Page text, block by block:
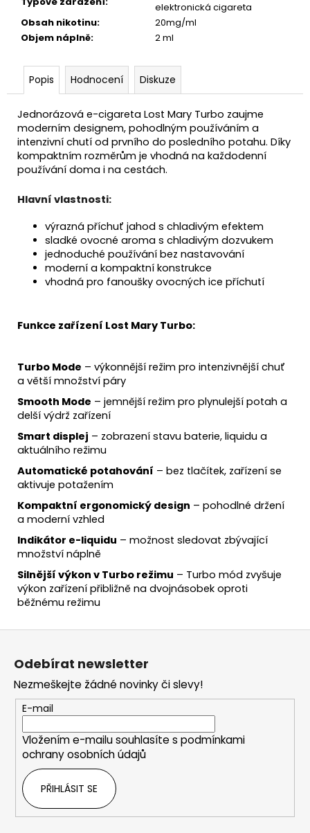
elektronická cigareta
Obsah nikotinu:
20mg/ml
Objem náplně: 2 ml
Popis Hodnocení Diskuze
Jednorázová e-cigareta Lost Mary Turbo zaujme
moderním designem, pohodlným používáním a
intenzivní chutí od prvního do posledního potahu. Díky
kompaktním rozměrům je vhodná na každodenní
používání doma i na cestách.
Hlavní vlastnosti:
výrazná příchuť jahod s chladivým efektem
sladké ovocné aroma s chladivým dozvukem
jednoduché používání bez nastavování
moderní a kompaktní konstrukce
vhodná pro fanoušky ovocných ice příchutí
Funkce zařízení Lost Mary Turbo:
Turbo Mode – výkonnější režim pro intenzivnější chuť
a větší množství páry
Smooth Mode – jemnější režim pro plynulejší potah a
delší výdrž zařízení
Smart displej – zobrazení stavu baterie, liquidu a
aktuálního režimu
Automatické potahování – bez tlačítek, zařízení se
aktivuje potažením
Kompaktní ergonomický design – pohodlné držení
a moderní vzhled
Indikátor e-liquidu – možnost sledovat zbývající
množství náplně
Silnější výkon v Turbo režimu – Turbo mód zvyšuje
výkon zařízení přibližně na dvojnásobek oproti
běžnému režimu
Kč
Původně:
99
Kč
Z
Odebírat newsletter
Nezmeškejte žádné novinky či slevy!
E-mail
Vložením e-mailu souhlasíte s podmínkami
ochrany osobních údajů
PŘIHLÁSIT SE